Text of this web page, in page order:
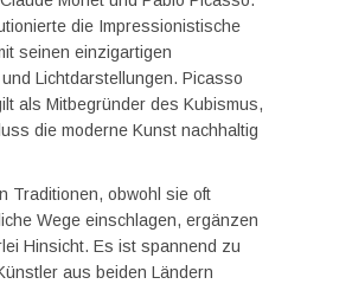
die Impressionistische
seinen einzigartigen
Lichtdarstellungen. Picasso
als Mitbegründer des Kubismus,
die moderne Kunst nachhaltig
Traditionen, obwohl sie oft
Wege einschlagen, ergänzen
Hinsicht. Es ist spannend zu
aus beiden Ländern